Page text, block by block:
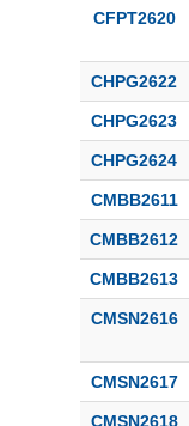
CFPT2620
CHPG2622
CHPG2623
CHPG2624
CMBB2611
CMBB2612
CMBB2613
CMSN2616
CMSN2617
CMSN2618